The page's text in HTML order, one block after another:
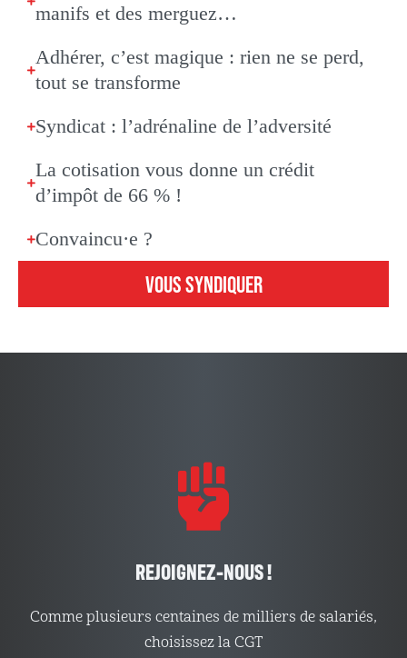
manifs et des merguez…
Adhérer, c’est magique : rien ne se perd,
tout se transforme
Syndicat : l’adrénaline de l’adversité
La cotisation vous donne un crédit
d’impôt de 66 % !
Convaincu·e ?
VOUS SYNDIQUER
REJOIGNEZ-NOUS !
Comme plusieurs centaines de milliers de salariés,
choisissez la CGT